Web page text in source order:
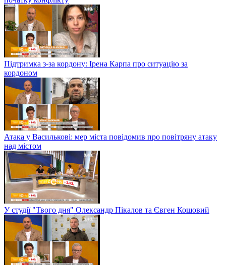
Підтримка з-за кордону: Ірена Карпа про ситуацію за
кордоном
Атака у Василькові: мер міста повідомив про повітряну атаку
над містом
У студії "Твого дня" Олександр Пікалов та Євген Кошовий